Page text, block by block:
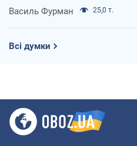
Василь Фурман 25,0 т.
Всі думки